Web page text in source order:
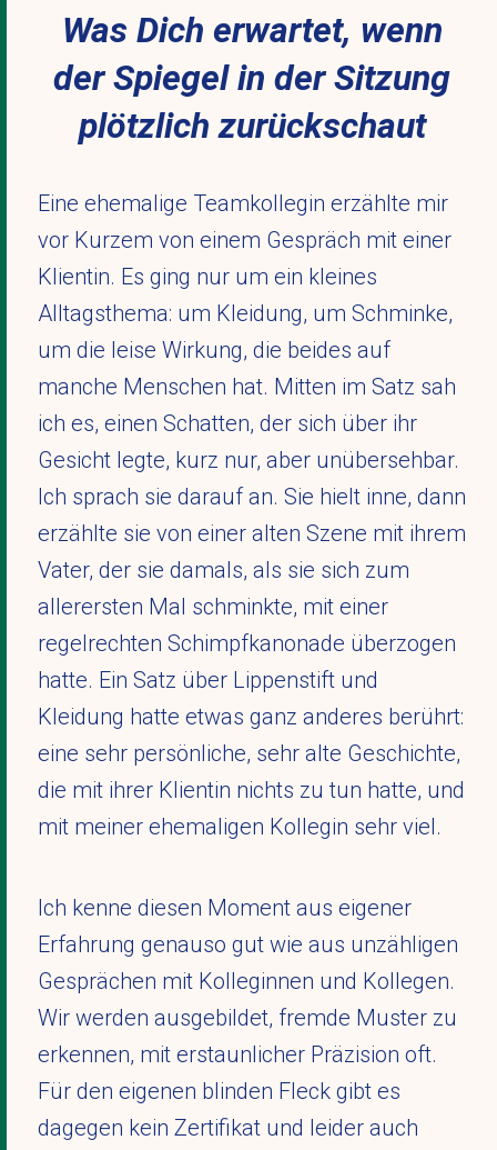
Was Dich erwartet, wenn
der Spiegel in der Sitzung
plötzlich zurückschaut
Eine ehemalige Teamkollegin erzählte mir
vor Kurzem von einem Gespräch mit einer
Klientin. Es ging nur um ein kleines
Alltagsthema: um Kleidung, um Schminke,
um die leise Wirkung, die beides auf
manche Menschen hat. Mitten im Satz sah
ich es, einen Schatten, der sich über ihr
Gesicht legte, kurz nur, aber unübersehbar.
Ich sprach sie darauf an. Sie hielt inne, dann
erzählte sie von einer alten Szene mit ihrem
Vater, der sie damals, als sie sich zum
allerersten Mal schminkte, mit einer
regelrechten Schimpfkanonade überzogen
hatte. Ein Satz über Lippenstift und
Kleidung hatte etwas ganz anderes berührt:
eine sehr persönliche, sehr alte Geschichte,
die mit ihrer Klientin nichts zu tun hatte, und
mit meiner ehemaligen Kollegin sehr viel.
Ich kenne diesen Moment aus eigener
Erfahrung genauso gut wie aus unzähligen
Gesprächen mit Kolleginnen und Kollegen.
Wir werden ausgebildet, fremde Muster zu
erkennen, mit erstaunlicher Präzision oft.
Für den eigenen blinden Fleck gibt es
dagegen kein Zertifikat und leider auch